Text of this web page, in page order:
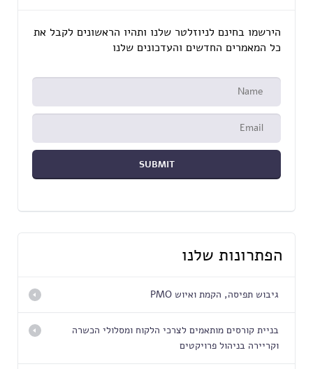
הירשמו בחינם לניוזלטר שלנו ותהיו הראשונים לקבל את
כל המאמרים החדשים והעדכונים שלנו
הפתרונות שלנו
גיבוש תפיסה, הקמת ואיוש PMO
בניית קורסים מותאמים לצרכי הלקוח ומסלולי הכשרה
וקריירה בניהול פרויקטים